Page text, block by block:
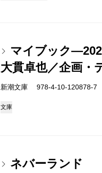
マイブック
大貫卓也／企画・
新潮文庫 978-4-10-120878-
文庫
ネバーランド